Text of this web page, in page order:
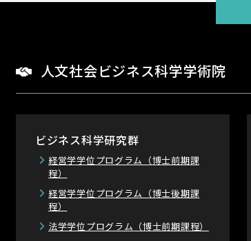
人文社会ビジネス科学学術院
ビジネス科学研究群
経営学学位プログラム
（博士前期課
程）
経営学学位プログラム
（博士後期課
程）
法学学位プログラム （博士前期課程）